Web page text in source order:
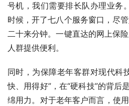
号机，我们需要排长队办理业务
时候，开了七八个服务窗口，尽
二十来分钟。一键直达的网上保
人群提供便利。
同时，为保障老年客群对现代科
快、用得好”，在“硬科技”的背后
绵用力。对于老年客户而言，使